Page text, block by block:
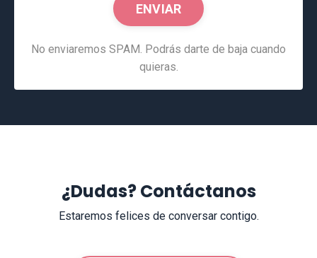
ENVIAR
No enviaremos SPAM. Podrás darte de baja cuando
quieras.
¿Dudas? Contáctanos
Estaremos felices de conversar contigo.